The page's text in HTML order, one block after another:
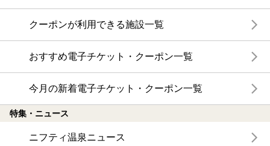
クーポンが利用できる施設一覧
おすすめ電子チケット・クーポン一覧
今月の新着電子チケット・クーポン一覧
特集・ニュース
ニフティ温泉ニュース